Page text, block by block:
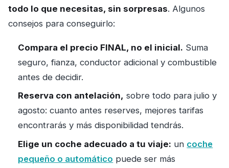
todo lo que necesitas, sin sorpresas. Algunos
consejos para conseguirlo:
Compara el precio FINAL, no el inicial. Suma
seguro, fianza, conductor adicional y combustible
antes de decidir.
Reserva con antelación, sobre todo para julio y
agosto: cuanto antes reserves, mejores tarifas
encontrarás y más disponibilidad tendrás.
Elige un coche adecuado a tu viaje: un coche
pequeño o automático puede ser más